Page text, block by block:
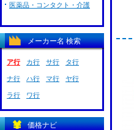
医薬品・コンタクト・介護
メーカー名 検索
ア行 カ行 サ行 タ行
ナ行 ハ行 マ行 ヤ行
ラ行 ワ行
価格ナビ